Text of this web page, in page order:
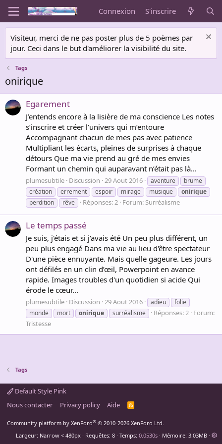
Connexion S'inscrire
Visiteur, merci de ne pas poster plus de 5 poèmes par
jour. Ceci dans le but d'améliorer la visibilité du site.
Tags
onirique
Egarement
J’entends encore à la lisière de ma conscience Les notes
s’inscrire et créer l’univers qui m’entoure
Accompagnant chacun de mes pas avec patience
Multipliant les écarts, pleines de surprises à chaque
détours Que ma vie prend au gré de mes envies
Formant un chemin qui auparavant n’était pas là...
plumesubtile Discussion 29 Aout 2016 aventure
brume
création
errement espoir mirage musique
onirique
perdition
rêve Réponses: 2 Forum: Surréalisme
Le temps passé
Je suis, j'étais et si j'avais été Un peu plus différent, un
peu plus engagé Dans ma vie au lieu d'être spectateur
D'une pièce ennuyante. Mais quelle gageure. Les jours
ont défilés en un clin d’œil, Powerpoint en avance
rapide. Images troubles d'un quotidien si acide Qui
érode le cœur...
plumesubtile Discussion 29 Aout 2016 adieu
folie
monde
mort onirique surréalisme Réponses: 2 Forum:
Tristesse
Tags
Default Style Pink
Nous contacter
Privacy policy Aide
R
Community platform by XenForo® © 2010-2026 XenForo Ltd.
Largeur
Requêtes 8 Temps 0.0530s Mémoire 3.03MB